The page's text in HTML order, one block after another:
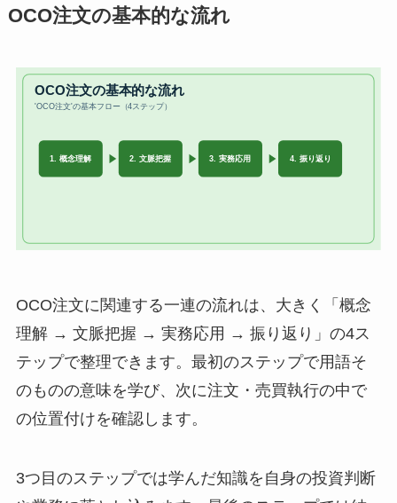
OCO注文の基本的な流れ
OCO注文に関連する一連の流れは、大きく「概念
理解 → 文脈把握 → 実務応用 → 振り返り」の4ス
テップで整理できます。最初のステップで用語そ
のものの意味を学び、次に注文・売買執行の中で
の位置付けを確認します。
3つ目のステップでは学んだ知識を自身の投資判断